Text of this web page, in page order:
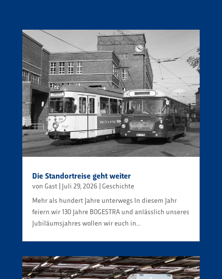
Die Standortreise geht weiter
von Gast| Juli 29, 2026 |Geschichte
Mehr als hundert Jahre unterwegs In diesem Jahr
feiern wir 130 Jahre BOGESTRA und anlässlich unseres
Jubiläumsjahres wollen wir euch in...